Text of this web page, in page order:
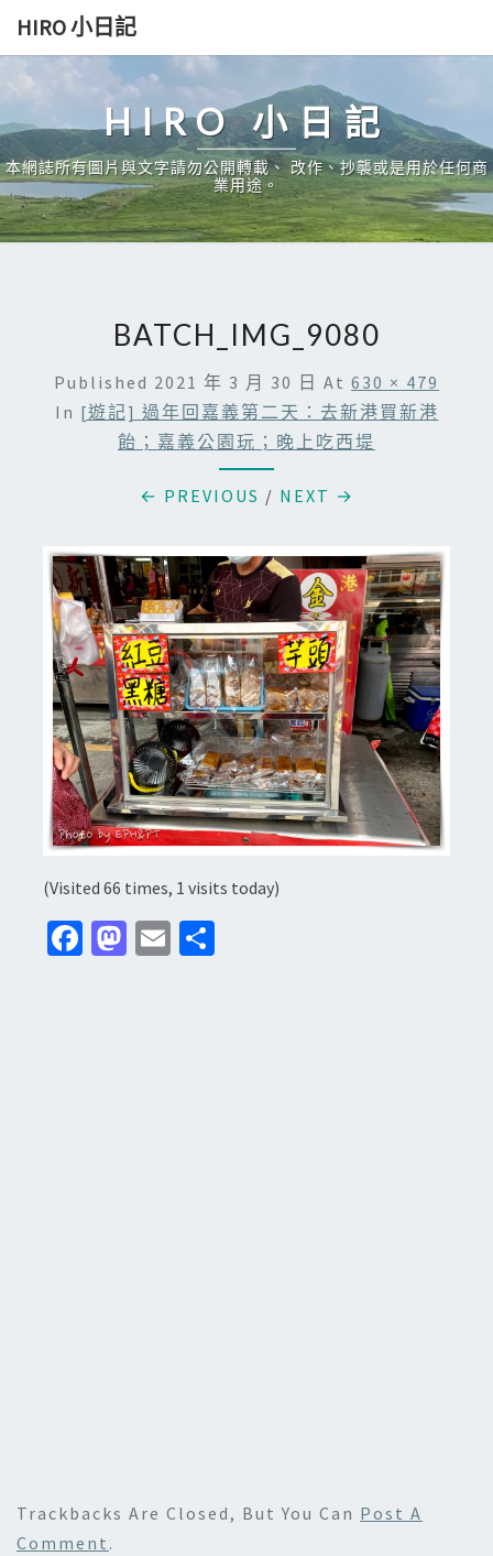
Skip
content
HIRO 小日記
HIRO 小日記
本網誌所有圖片與文字請勿公開轉載、 改作、抄襲或是用於任何商
業用途。
BATCH_IMG_9080
Published 2021 年 3 月 30 日 At 630 × 479
In [遊記] 過年回嘉義第二天：去新港買新港
飴；嘉義公園玩；晚上吃西堤
← PREVIOUS / NEXT →
(Visited 66 times, 1 visits today)
Fa M E
Trackbacks Are Closed, But You Can Post A
Comment .